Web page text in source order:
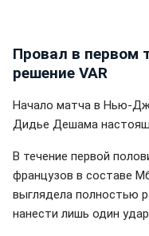
Провал в первом
решение VAR
Начало матча в Нью-
Дидье Дешама
В течение первой
французов в составе
выглядела полностью
нанести лишь один